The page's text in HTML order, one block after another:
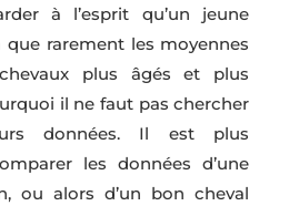
à l’esprit qu’un jeune
que rarement les moyennes
plus âgés et plus
il ne faut pas chercher
données. Il est plus
les données d’une
ou alors d’un bon cheval